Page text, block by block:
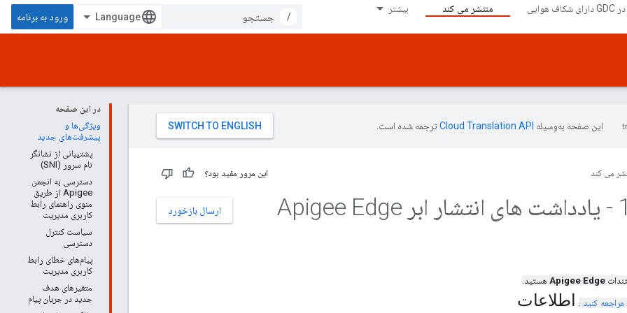
منتشر می کند بیشتر
/ ورود به برنامه
در این صفحه
ویژگی‌ها و
پیشرفت‌های جدید
پشتیبانی از نشانگر
نام سرور (SNI)
دسترسی به انجمن
Apigee از طریق
منوی راهنمای رابط
کاربری مدیریت
سیاست کنترل
دسترسی
پیام‌های خطای رابط
کاربری مدیریت
متغیرهای هدف
جدید در جریان پیام
این صفحه به‌وسیله ترجمه شده است.
می کند این مرور مفید بود؟
ارسال بازخورد
Apigee Edge هستید.
مراجعه کنید . اطلاعات